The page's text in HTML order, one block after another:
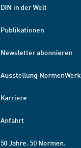
DIN in der Welt
Publikationen
Newsletter abonnieren
Ausstellung NormenWerk
Karriere
Anfahrt
50 Jahre. 50 Normen.